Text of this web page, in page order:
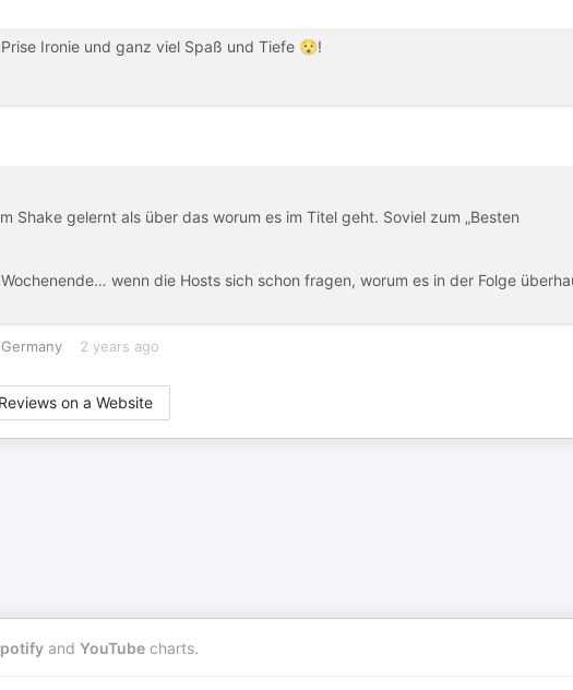
Ironie und ganz viel Spaß und Tiefe 😯!
Shake gelernt als über das worum es im Titel geht. Soviel zum „Besten
wenn die Hosts sich schon fragen, worum es in der Folge
Germany 2 years ago
on a Website
and YouTube charts.